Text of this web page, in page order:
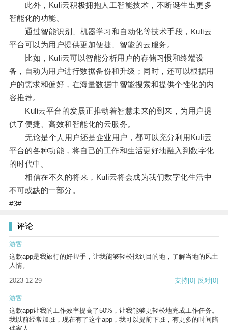
此外，Kuli云积极拥抱人工智能技术，不断诞生出更多
智能化的功能。
通过智能识别、机器学习和自动化等技术手段，Kuli云
平台可以为用户提供更加便捷、智能的云服务。
比如，Kuli云可以智能分析用户的存储习惯和终端设
备，自动为用户进行数据备份和升级；同时，还可以根据用
户的需求和偏好，在海量数据中智能搜索和提供个性化的内
容推荐。
Kuli云平台的发展正推动着智慧未来的到来，为用户提
供了便捷、高效和智能化的云服务。
无论是个人用户还是企业用户，都可以充分利用Kuli云
平台的各种功能，将自己的工作和生活更好地融入到数字化
的时代中。
相信在不久的将来，Kuli云将会成为我们数字化生活中
不可或缺的一部分。
#3#
评论
游客
这款app是我旅行的好帮手，让我能够轻松找到目的地，了解当地的风土
人情。
2023-12-29
支持[0] 反对[0]
游客
这款app让我的工作效率提高了50%，让我能够更轻松地完成工作任务。
我以前经常加班，现在有了这个app，我可以提前下班，有更多的时间陪